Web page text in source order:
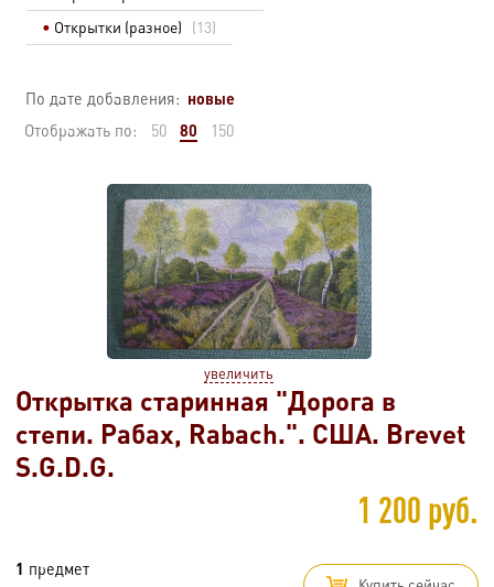
Открытки (разное)
(13)
По дате добавления: новые
Отображать по: 50 80 150
увеличить
Открытка старинная "Дорога в
степи. Рабах, Rabach.". США. Brevet
S.G.D.G.
1 200 руб.
1 предмет